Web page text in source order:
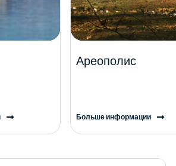
Ареополис
Больше информации